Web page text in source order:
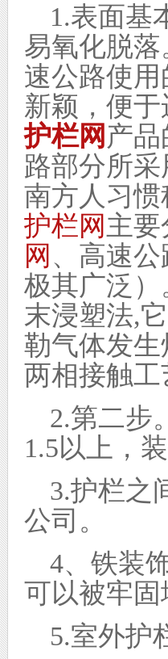
1.表面基
易氧化脱落
速公路使
新颖，便
护栏网 产
路部分所采
南方人习
护栏网 主
网 、高速公
极其广泛
末浸塑法,
勒气体发
两相接触
2.第二步
1.5以上，
3.护栏之
公司。
4、铁装
可以被牢
5.室外护